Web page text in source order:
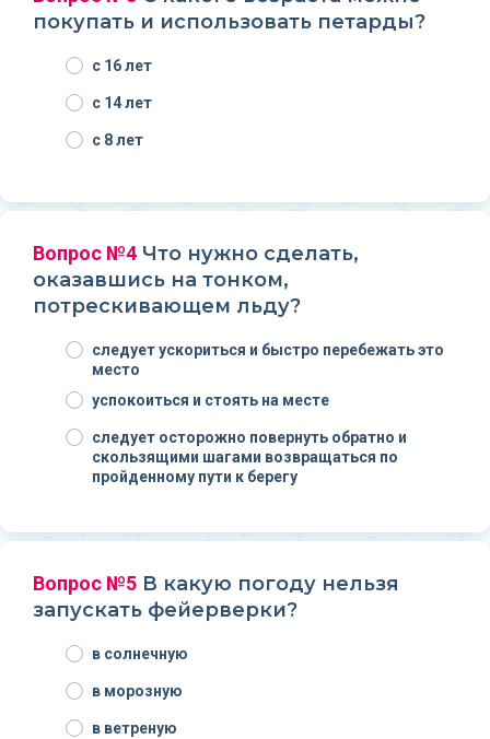
покупать и использовать петарды?
с 16 лет
с 14 лет
с 8 лет
Вопрос №4 Что нужно сделать,
оказавшись на тонком,
потрескивающем льду?
следует ускориться и быстро перебежать это
место
успокоиться и стоять на месте
следует осторожно повернуть обратно и
скользящими шагами возвращаться по
пройденному пути к берегу
Вопрос №5 В какую погоду нельзя
запускать фейерверки?
в солнечную
в морозную
в ветреную